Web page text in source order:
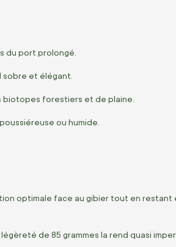
du port prolongé.
sobre et élégant.
biotopes forestiers et de plaine.
ou humide.
optimale face au gibier tout en
de 85 grammes la rend quasi